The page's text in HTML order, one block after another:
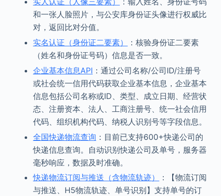
和一张人脸照片，与公安库身份证头像进行权威比
对，返回比对分值。
实名认证（身份证二要素）
：核验身份证二要素
（姓名和身份证号码）信息是否一致。
企业基本信息API ：通过公司名称/公司ID/注册号
或社会统一信用代码获取企业基本信息，企业基本
信息包括公司名称或ID、类型、成立日期、经营状
态、注册资本、法人、工商注册号、统一社会信用
代码、组织机构代码、纳税人识别号等字段信息。
全国快递物流查询 ：目前已支持600+快递公司的
快递信息查询。自动识别快递公司及单号，服务器
毫秒响应，数据及时准确。
快递物流订阅与推送（含物流轨迹）
：【物流订阅
与推送、H5物流轨迹、单号识别】支持单号的订